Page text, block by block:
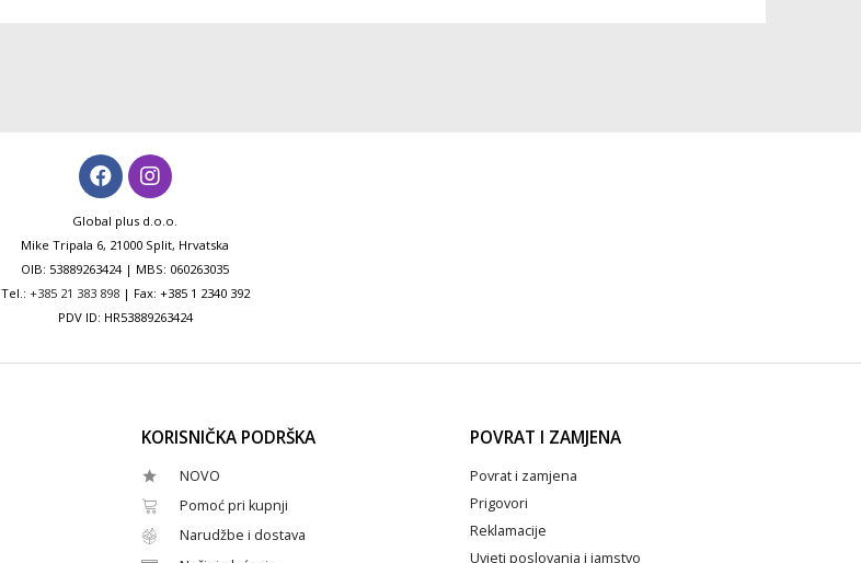
Global plus d.o.o.
Mike Tripala 6, 21000 Split, Hrvatska
OIB: 53889263424 | MBS: 060263035
Tel.: +385 21 383 898| Fax: +385 1 2340 392
PDV ID: HR53889263424
KORISNIČKA PODRŠKA
NOVO
Pomoć pri kupnji
Narudžbe i dostava
POVRAT I ZAMJENA
Povrat i zamjena
Prigovori
Reklamacije
Uvjeti poslovanja i jamstvo